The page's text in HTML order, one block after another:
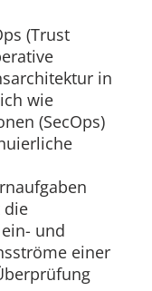
(Trust
in
wie
(SecOps)
die
und
einer